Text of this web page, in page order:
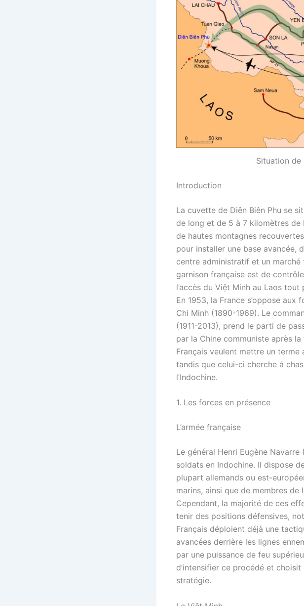
Situation de
Introduction
La cuvette de Diên Biên Phu se
de long et de 5 à 7 kilomètres
de hautes montagnes recouvertes
pour installer une base avancée,
centre administratif et un marché
garnison française est de
l’accès du Việt Minh au Laos tout
En 1953, la France s’oppose
Chi Minh (1890-1969). Le
(1911-2013), prend le parti de
par la Chine communiste après
Français veulent mettre un
tandis que celui-ci cherche à
l’Indochine.
1. Les forces en présence
L’armée française
Le général Henri Eugène
soldats en Indochine. Il dispose
plupart allemands ou est-
marins, ainsi que de membres de
Cependant, la majorité de ces
tenir des positions défensives,
Français déploient déjà une
avancées derrière les lignes
par une puissance de feu
d’intensifier ce procédé et
stratégie.